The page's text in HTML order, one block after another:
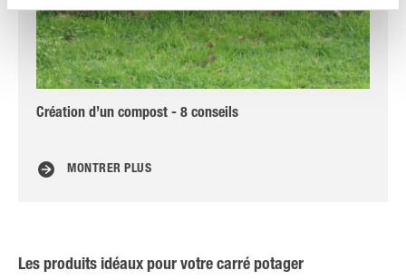
Création d’un compost - 8 conseils
MONTRER PLUS
Les produits idéaux pour votre carré potager